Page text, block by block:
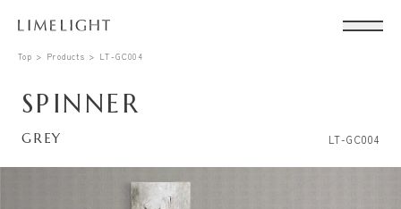
Top Products LT-GC004
SPINNER
GREY LT-GC004